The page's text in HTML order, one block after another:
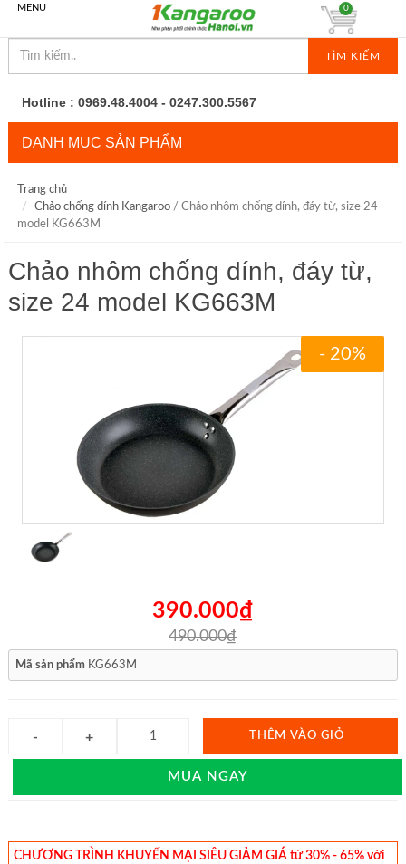
MENU
TÌM KIẾM
0
Hotline : 0969.48.4004 - 0247.300.5567
DANH MỤC SẢN PHẨM
Trang chủ
Chảo chống dính Kangaroo/ Chảo nhôm chống dính, đáy từ, size 24
model KG663M
Chảo nhôm chống dính, đáy từ,
size 24 model KG663M
- 20%
390.000₫
490.000₫
Mã sản phẩm KG663M
THÊM VÀO GIỎ
MUA NGAY
CHƯƠNG TRÌNH KHUYẾN MẠI SIÊU GIẢM GIÁ từ 30% - 65% với